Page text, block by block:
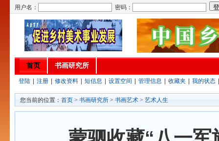
用户名： 密码：
首页 书画研究所
登陆 注册 修改资料 短信息 设置空间 管理信息 收藏夹 我的状态
您当前的位置： 首页 > 书画研究所 > 书画艺术 > 艺术人生